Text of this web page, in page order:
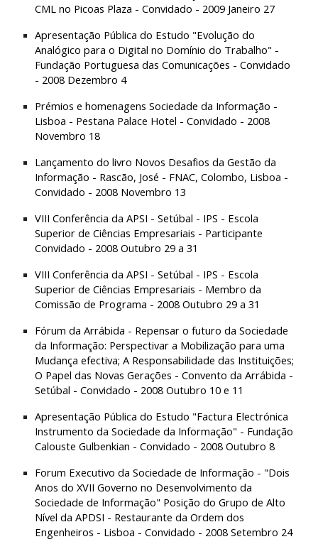
CML no Picoas Plaza - Convidado - 2009 Janeiro 27
Apresentação Pública do Estudo "Evolução do
Analógico para o Digital no Domínio do Trabalho" -
Fundação Portuguesa das Comunicações - Convidado
- 2008 Dezembro 4
Prémios e homenagens Sociedade da Informação -
Lisboa - Pestana Palace Hotel - Convidado - 2008
Novembro 18
Lançamento do livro Novos Desafios da Gestão da
Informação - Rascão, José - FNAC, Colombo, Lisboa -
Convidado - 2008 Novembro 13
VIII Conferência da APSI - Setúbal - IPS - Escola
Superior de Ciências Empresariais - Participante
Convidado - 2008 Outubro 29 a 31
VIII Conferência da APSI - Setúbal - IPS - Escola
Superior de Ciências Empresariais - Membro da
Comissão de Programa - 2008 Outubro 29 a 31
Fórum da Arrábida - Repensar o futuro da Sociedade
da Informação: Perspectivar a Mobilização para uma
Mudança efectiva; A Responsabilidade das Instituições;
O Papel das Novas Gerações - Convento da Arrábida -
Setúbal - Convidado - 2008 Outubro 10 e 11
Apresentação Pública do Estudo "Factura Electrónica
Instrumento da Sociedade da Informação" - Fundação
Calouste Gulbenkian - Convidado - 2008 Outubro 8
Forum Executivo da Sociedade de Informação - "Dois
Anos do XVII Governo no Desenvolvimento da
Sociedade de Informação" Posição do Grupo de Alto
Nível da APDSI - Restaurante da Ordem dos
Engenheiros - Lisboa - Convidado - 2008 Setembro 24